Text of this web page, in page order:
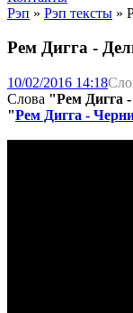
Рэп » Рэп тексты »
Рем Дигга -
10/02/2016 14:18
Слова "Рем Дигга
"Рем Дигга -